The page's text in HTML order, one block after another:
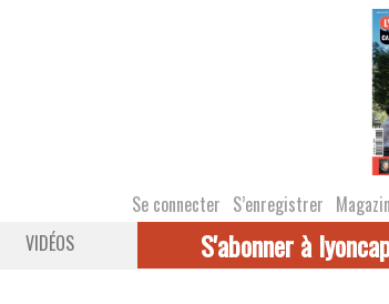
Se connecter S’enregistrer
VIDÉOS S'abonner à